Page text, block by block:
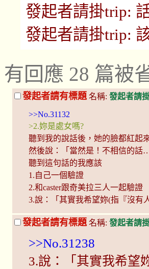
發起者請掛trip:
發起者請掛trip:
有回應 28 篇被
發起者請有標題 名稱: 發起者請
>>No.31132
>2.妳是處女嗎?
聽到我的說話後，她的臉都紅起
然後說：「當然是！不相信的話
聽到這句話的我應該
1.自己一個驗證
2.和caster跟奇美拉三人一起驗證
3.說：「其實我希望妳(指『沒有
發起者請有標題 名稱: 發起者請
>>No.31238
3.說：「其實我希望